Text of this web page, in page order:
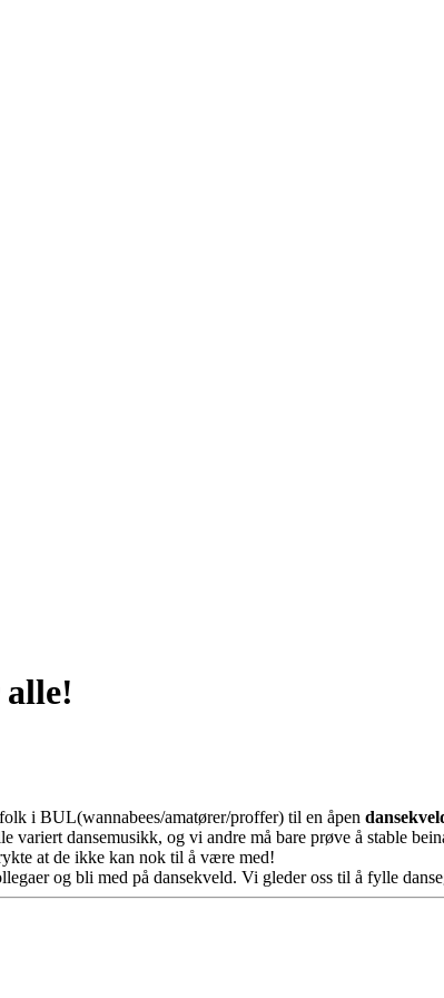
i BUL(wannabees/amatører/proffer) til en åpen
variert dansemusikk, og vi andre må bare prøve å stable
at de ikke kan nok til å være med!
og bli med på dansekveld. Vi gleder oss til å fylle